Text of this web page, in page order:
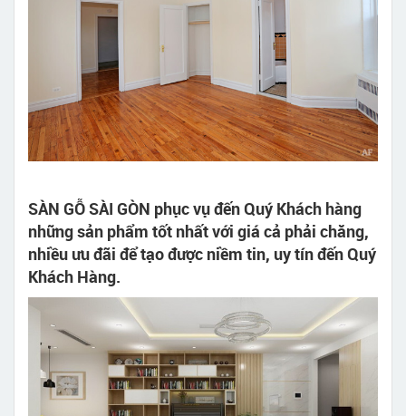
SÀN GỖ SÀI GÒN phục vụ đến Quý Khách hàng
những sản phẩm tốt nhất với giá cả phải chăng,
nhiều ưu đãi để tạo được niềm tin, uy tín đến Quý
Khách Hàng.